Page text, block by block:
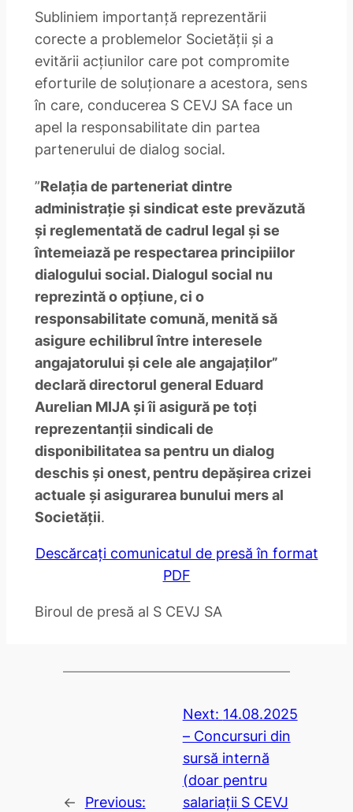
Subliniem importanță reprezentării
corecte a problemelor Societății și a
evitării acțiunilor care pot compromite
eforturile de soluționare a acestora, sens
în care, conducerea S CEVJ SA face un
apel la responsabilitate din partea
partenerului de dialog social.
”Relația de parteneriat dintre
administrație și sindicat este prevăzută
și reglementată de cadrul legal și se
întemeiază pe respectarea principiilor
dialogului social. Dialogul social nu
reprezintă o opțiune, ci o
responsabilitate comună, menită să
asigure echilibrul între interesele
angajatorului și cele ale angajaților”
declară directorul general Eduard
Aurelian MIJA și îi asigură pe toți
reprezentanții sindicali de
disponibilitatea sa pentru un dialog
deschis și onest, pentru depășirea crizei
actuale și asigurarea bunului mers al
Societății.
Descărcați comunicatul de presă în format
PDF
Biroul de presă al S CEVJ SA
←
Previous:
Next: 14.08.2025
– Concursuri din
sursă internă
(doar pentru
salariații S CEVJ